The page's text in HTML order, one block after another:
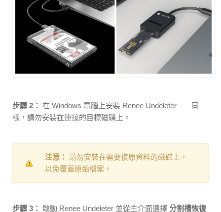
步驟 2： 在 Windows 電腦上安裝 Renee Undeleter——同
樣，請勿安裝在連接的目標磁碟上。
注意： 請勿安裝在需要復原資料的磁碟上，
以免覆蓋原始檔案。
步驟 3： 啟動 Renee Undeleter 並從主介面選擇 分割槽恢復